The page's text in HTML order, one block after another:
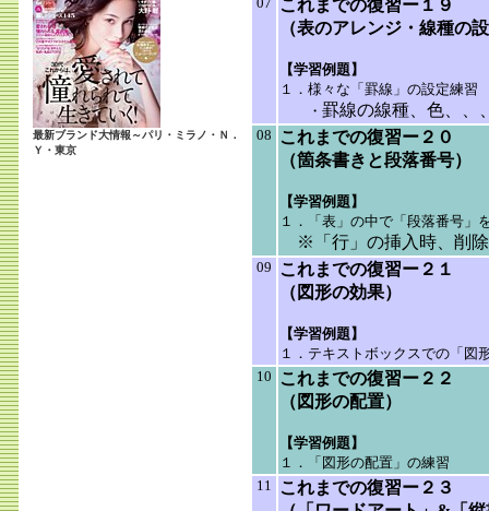
最新ブランド大情報～パリ・ミラノ・Ｎ．
Ｙ・東京
これまでの復習ー１９
（表のアレンジ・線種の
【学習例題】
１．様々な「罫線」の設定練習
・ 罫線の線種、色、、
08
これまでの復習ー２０
（箇条書きと段落番号）
【学習例題】
１．「表」の中で「段落番号」
※「行」の挿入時、削除
09 これまでの復習ー２１
（図形の効果）
【学習例題】
１．テキストボックスでの「図
10
これまでの復習ー２２
（図形の配置）
【学習例題】
１．
「図形の配置」の練習
11
これまでの復習ー２３